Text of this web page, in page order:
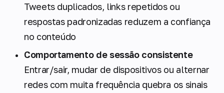
Tweets duplicados, links repetidos ou
respostas padronizadas reduzem a confiança
no conteúdo
Comportamento de sessão consistente
Entrar/sair, mudar de dispositivos ou alternar
redes com muita frequência quebra os sinais